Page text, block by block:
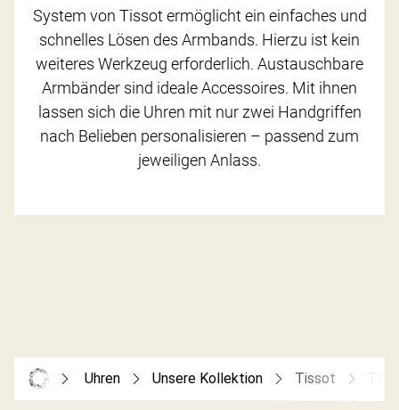
System von Tissot ermöglicht ein einfaches und
schnelles Lösen des Armbands. Hierzu ist kein
weiteres Werkzeug erforderlich. Austauschbare
Armbänder sind ideale Accessoires. Mit ihnen
lassen sich die Uhren mit nur zwei Handgriffen
nach Belieben personalisieren – passend zum
jeweiligen Anlass.
Uhren Unsere Kollektion Tissot